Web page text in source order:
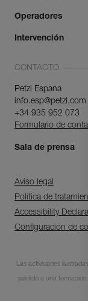
Operadores
Intervención
CONTACTO
Petzl Espana
info.esp@petzl.com
+34 935 952 073
Formulario de
Sala de prensa
Aviso legal
Política de
Accessibility
Configuración de
Las actividades
asistido a una